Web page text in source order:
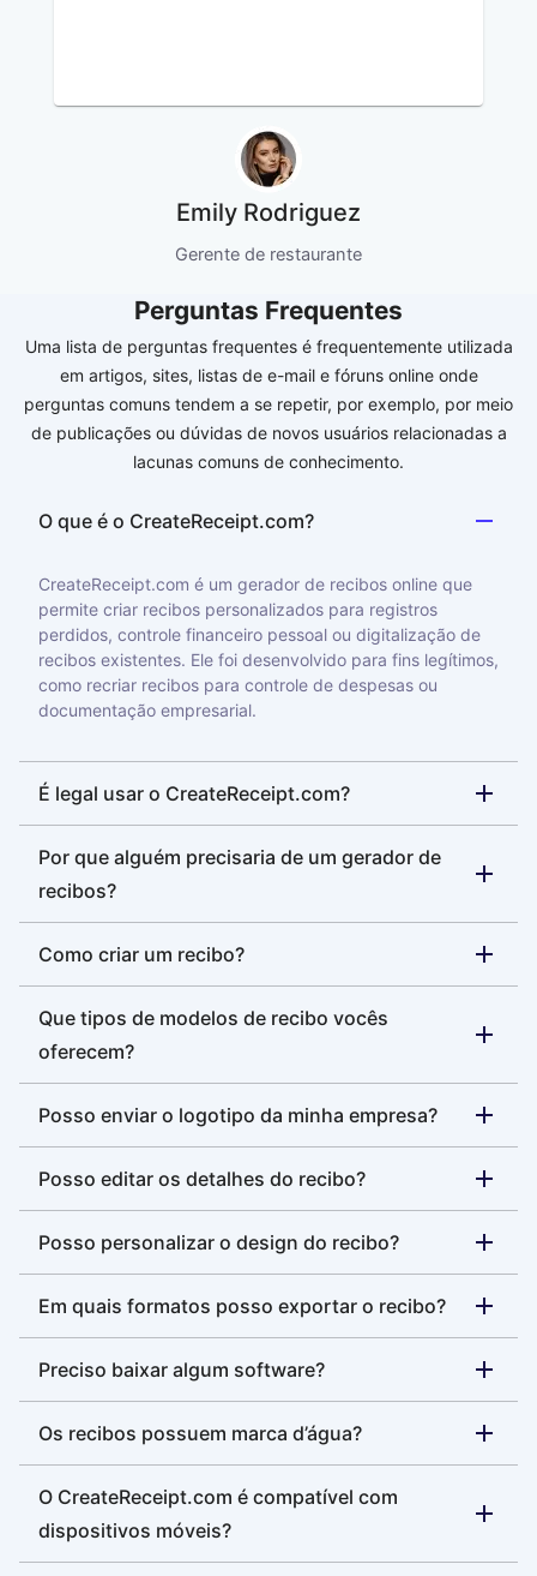
Emily Rodriguez
Gerente de restaurante
Perguntas Frequentes
Uma lista de perguntas frequentes é frequentemente utilizada
em artigos, sites, listas de e-mail e fóruns online onde
perguntas comuns tendem a se repetir, por exemplo, por meio
de publicações ou dúvidas de novos usuários relacionadas a
lacunas comuns de conhecimento.
O que é o CreateReceipt.com?
CreateReceipt.com é um gerador de recibos online que
permite criar recibos personalizados para registros
perdidos, controle financeiro pessoal ou digitalização de
recibos existentes. Ele foi desenvolvido para fins legítimos,
como recriar recibos para controle de despesas ou
documentação empresarial.
É legal usar o CreateReceipt.com?
Por que alguém precisaria de um gerador de
recibos?
Como criar um recibo?
Que tipos de modelos de recibo vocês
oferecem?
Posso enviar o logotipo da minha empresa?
Posso editar os detalhes do recibo?
Posso personalizar o design do recibo?
Em quais formatos posso exportar o recibo?
Preciso baixar algum software?
Os recibos possuem marca d’água?
O CreateReceipt.com é compatível com
dispositivos móveis?